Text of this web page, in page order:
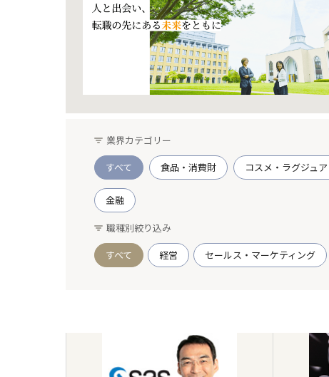
業界カテゴリー
すべて
食品・消費財 コスメ・ラグジュ
金融
職種別絞り込み
すべて
経営 セールス・マーケティング